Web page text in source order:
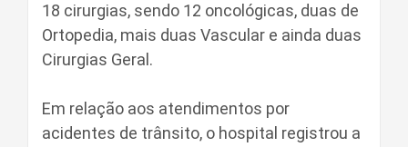
18 cirurgias, sendo 12 oncológicas, duas de
Ortopedia, mais duas Vascular e ainda duas
Cirurgias Geral.
Em relação aos atendimentos por
acidentes de trânsito, o hospital registrou a